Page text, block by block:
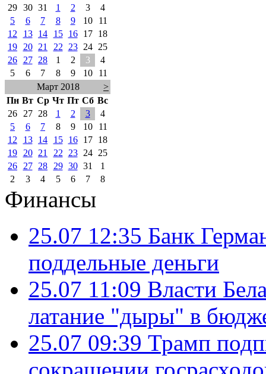
29 30 31 1 2 3
4
5
6 7 8 9 10
11
12
13 14 15 16 17
18
19
20 21 22 23 24
25
26
27 28 1 2 3
4
5
6 7 8 9 10
11
Март 2018
>
Пн Вт Ср Чт Пт Сб Вс
26
27 28 1 2 3
4
5
6 7 8 9 10
11
12
13 14 15 16 17
18
19
20 21 22 23 24
25
26
27 28 29 30 31
1
2
3 4 5 6 7 8
Финансы
25.07 12:35 Банк
поддельные деньги
25.07 11:09 Власти
латание "дыры" в
25.07 09:39 Трамп